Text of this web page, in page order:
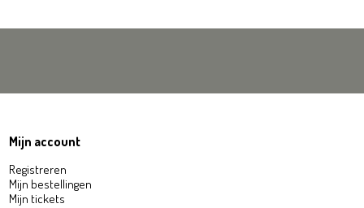
Mijn account
Registreren
Mijn bestellingen
Mijn tickets